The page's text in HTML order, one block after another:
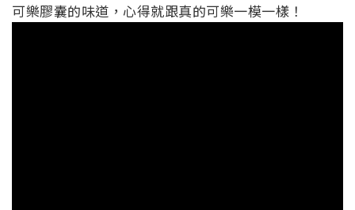
可樂膠囊的味道，心得就跟真的可樂一模一樣！